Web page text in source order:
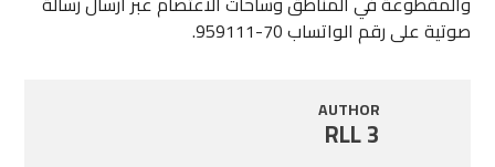
صوتية على رقم الواتساب 70-959111.
AUTHOR
RLL 3